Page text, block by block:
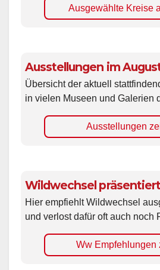
Ausgewählte Kreise
Ausstellungen im
Übersicht der aktuell
in vielen Museen und Galerien
Ausstellungen
Wildwechsel präsentiert
Hier empfiehlt Wildwechsel
und verlost dafür oft auch noch
Ww Empfehlungen